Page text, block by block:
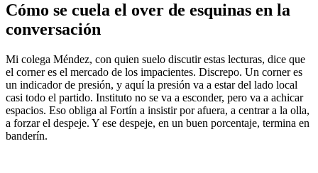
Cómo se cuela el over de esquinas en la
conversación
Mi colega Méndez, con quien suelo discutir estas lecturas, dice que
el corner es el mercado de los impacientes. Discrepo. Un corner es
un indicador de presión, y aquí la presión va a estar del lado local
casi todo el partido. Instituto no se va a esconder, pero va a achicar
espacios. Eso obliga al Fortín a insistir por afuera, a centrar a la olla,
a forzar el despeje. Y ese despeje, en un buen porcentaje, termina en
banderín.